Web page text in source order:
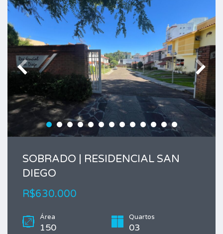
SOBRADO | RESIDENCIAL SAN
DIEGO
R$630.000
Área
150
Quartos
03